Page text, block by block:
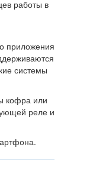
работы в
приложения
системы
кофра или
реле и